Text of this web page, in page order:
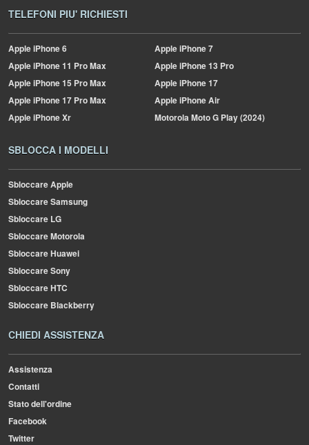
TELEFONI PIU' RICHIESTI
AppleiPhone 6 AppleiPhone 7
AppleiPhone 11 Pro Max AppleiPhone 13 Pro
AppleiPhone 15 Pro Max AppleiPhone 17
AppleiPhone 17 Pro Max AppleiPhone Air
AppleiPhone Xr MotorolaMoto G Play (2024)
SBLOCCA I MODELLI
Sbloccare Apple
Sbloccare Samsung
Sbloccare LG
Sbloccare Motorola
Sbloccare Huawei
Sbloccare Sony
Sbloccare HTC
Sbloccare Blackberry
CHIEDI ASSISTENZA
Assistenza
Contatti
Stato dell'ordine
Facebook
Twitter